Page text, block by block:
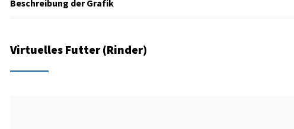
Beschreibung der Grafik
Virtuelles Futter (Rinder)